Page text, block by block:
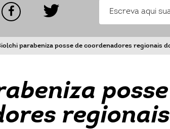
parabeniza posse de coordenadores regionais